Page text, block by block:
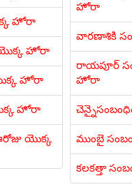
హోరా
యొక్క హోరా
హోరా
హోరా
యొక్క
హోరా
వారణాశికి
రాయపూర్
హోరా
ముంబై
కలకత్తా